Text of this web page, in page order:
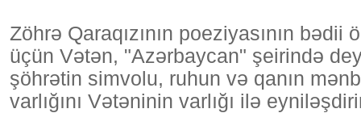
Zöhrə Qaraqızının poeziyasının
üçün Vətən, "Azərbaycan" şeirində
şöhrətin simvolu, ruhun və qanın
varlığını Vətəninin varlığı ilə